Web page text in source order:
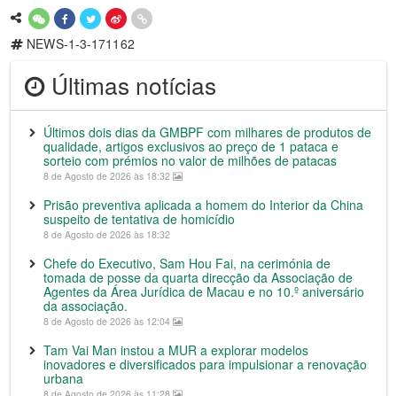
NEWS-1-3-171162
Últimas notícias
Últimos dois dias da GMBPF com milhares de produtos de
qualidade, artigos exclusivos ao preço de 1 pataca e
sorteio com prémios no valor de milhões de patacas
8 de Agosto de 2026 às 18:32
Prisão preventiva aplicada a homem do Interior da China
suspeito de tentativa de homicídio
8 de Agosto de 2026 às 18:32
Chefe do Executivo, Sam Hou Fai, na cerimónia de
tomada de posse da quarta direcção da Associação de
Agentes da Área Jurídica de Macau e no 10.º aniversário
da associação.
8 de Agosto de 2026 às 12:04
Tam Vai Man instou a MUR a explorar modelos
inovadores e diversificados para impulsionar a renovação
urbana